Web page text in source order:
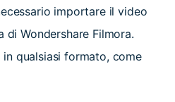
importare il video
Wondershare Filmora.
qualsiasi formato, come